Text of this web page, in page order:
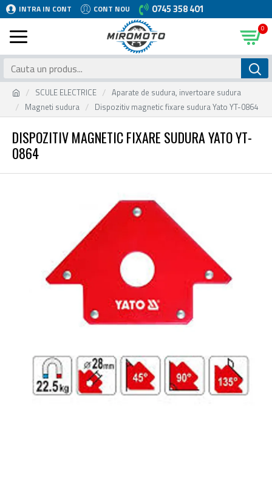
INTRA IN CONT CONT NOU 0745 358 401
0
SCULE ELECTRICE
Aparate de sudura, invertoare sudura
Magneti sudura
Dispozitiv magnetic fixare sudura Yato YT-0864
DISPOZITIV MAGNETIC FIXARE SUDURA YATO YT-
0864